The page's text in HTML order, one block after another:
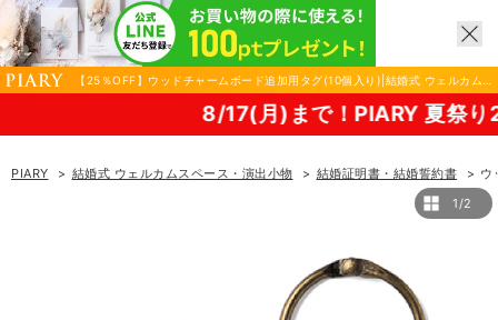
【25％OFF】ウッドチャームボード追加用タグ(10個入り)|結婚式 ウェルカム
スペース・演出小物ならPIARY（ピアリー）
8/17(月)まで！PIARY 夏祭り2026！
PIARY 結婚式 ウェルカムスペース・演出小物 結婚証明書・結婚誓約書
ウ
1/2